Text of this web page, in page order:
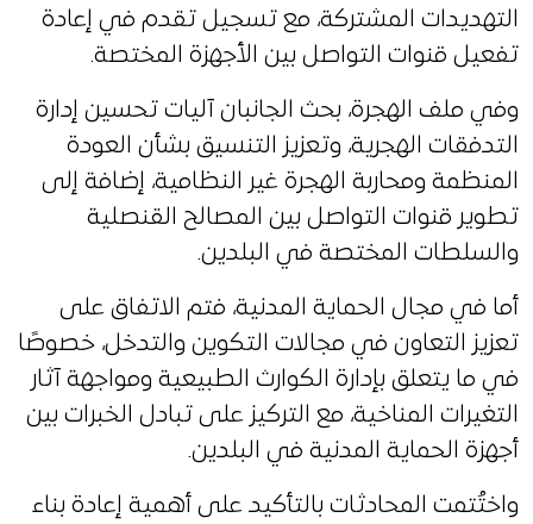
التهديدات المشتركة، مع تسجيل تقدم في إعادة
تفعيل قنوات التواصل بين الأجهزة المختصة.
وفي ملف الهجرة، بحث الجانبان آليات تحسين إدارة
التدفقات الهجرية، وتعزيز التنسيق بشأن العودة
المنظمة ومحاربة الهجرة غير النظامية، إضافة إلى
تطوير قنوات التواصل بين المصالح القنصلية
والسلطات المختصة في البلدين.
أما في مجال الحماية المدنية، فتم الاتفاق على
تعزيز التعاون في مجالات التكوين والتدخل، خصوصًا
في ما يتعلق بإدارة الكوارث الطبيعية ومواجهة آثار
التغيرات المناخية، مع التركيز على تبادل الخبرات بين
أجهزة الحماية المدنية في البلدين.
واختُتمت المحادثات بالتأكيد على أهمية إعادة بناء